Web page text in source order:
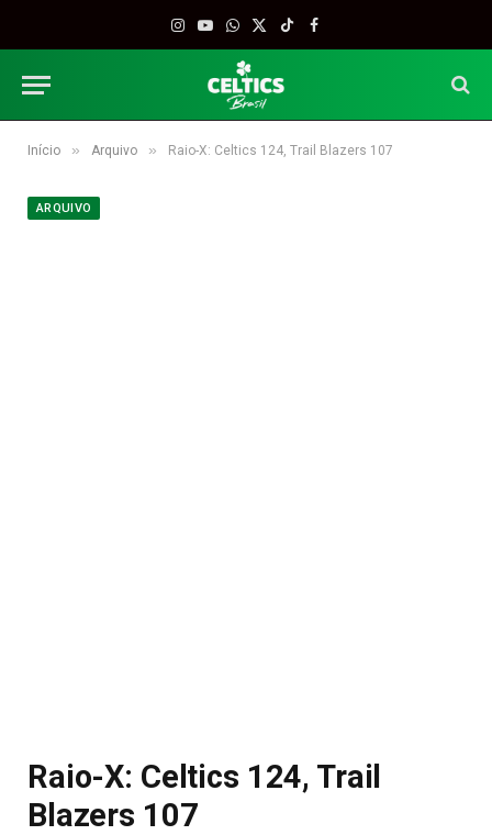
Instagram
YouTube
WhatsApp
X
TikTokFacebook
Início » Arquivo » Raio-X: Celtics 124, Trail Blazers 107
ARQUIVO
Raio-X: Celtics 124, Trail
Blazers 107